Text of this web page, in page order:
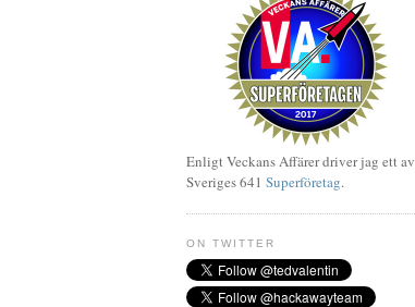
Enligt Veckans Affärer driver jag ett av
Sveriges 641 Superföretag.
ON TWITTER